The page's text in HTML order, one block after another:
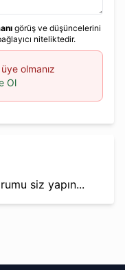
görüş ve düşüncelerini
niteliktedir.
olmanız
Ol
siz yapın...